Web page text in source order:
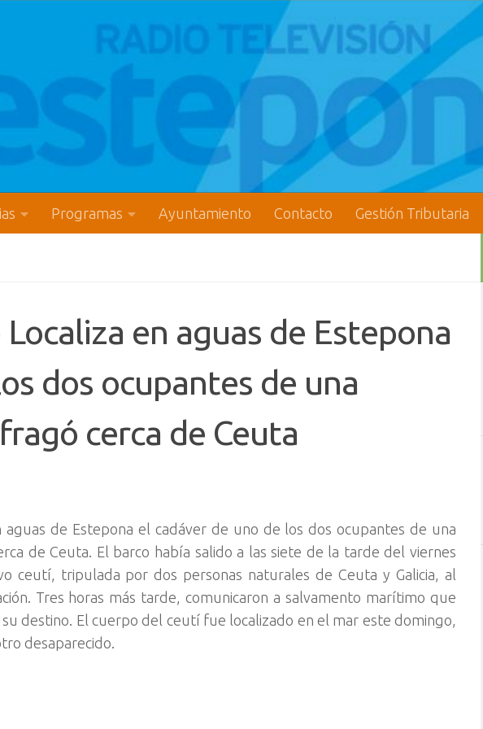
Programas Ayuntamiento Contacto Gestión Tributaria
en aguas de Estepona
dos ocupantes de una
cerca de Ceuta
de Estepona el cadáver de uno de los dos ocupantes de una
de Ceuta. El barco había salido a las siete de la tarde del viernes
ceutí, tripulada por dos personas naturales de Ceuta y Galicia, al
Tres horas más tarde, comunicaron a salvamento marítimo que
destino. El cuerpo del ceutí fue localizado en el mar este domingo,
desaparecido.